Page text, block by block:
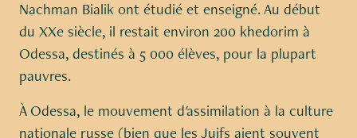
Nachman Bialik ont étudié et enseigné. Au début
du XXe siècle, il restait environ 200 khedorim à
Odessa, destinés à 5 000 élèves, pour la plupart
pauvres.
À Odessa, le mouvement d'assimilation à la culture
nationale russe (bien que les Juifs aient souvent